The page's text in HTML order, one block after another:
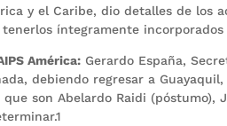
y el Caribe, dio detalles de los
íntegramente incorporados
América: Gerardo España,
debiendo regresar a
son Abelardo Raidi (póstumo),